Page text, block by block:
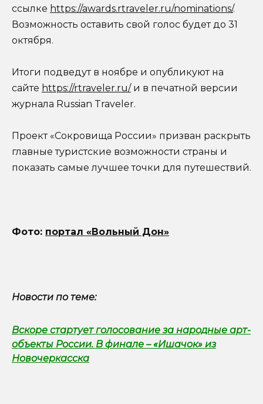
ссылке https://awards.rtraveler.ru/nominations/.
Возможность оставить свой голос будет до 31
октября.
Итоги подведут в ноябре и опубликуют на
сайте https://rtraveler.ru/и в печатной версии
журнала Russian Traveler.
Проект «Сокровища России» призван раскрыть
главные туристские возможности страны и
показать самые лучшее точки для путешествий.
Фото: портал «Вольный Дон»
Новости по теме:
Вскоре стартует голосование за народные арт-
объекты России. В финале – «Ишачок» из
Новочеркасска